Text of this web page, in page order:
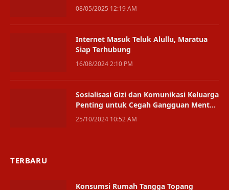
08/05/2025 12:19 AM
Internet Masuk Teluk Alullu, Maratua
Siap Terhubung
16/08/2024 2:10 PM
Sosialisasi Gizi dan Komunikasi Keluarga
Penting untuk Cegah Gangguan Mental
pada Remaja
25/10/2024 10:52 AM
TERBARU
Konsumsi Rumah Tangga Topang